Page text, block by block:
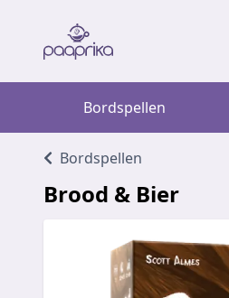
Bordspellen
Bordspellen
Brood & Bier